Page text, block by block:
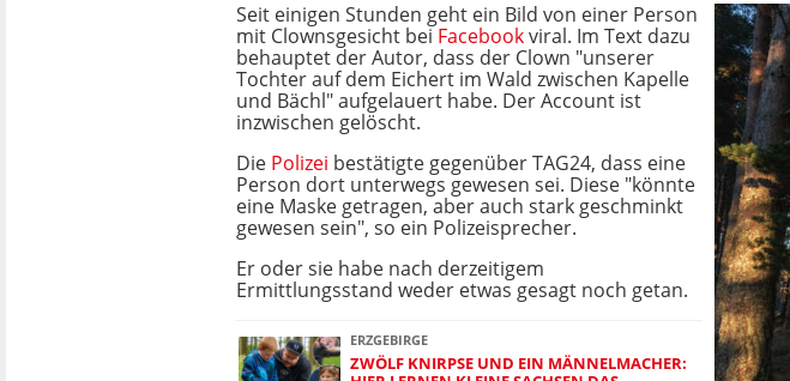
Seit einigen Stunden geht ein Bild von einer Person
mit Clownsgesicht bei Facebookviral. Im Text dazu
behauptet der Autor, dass der Clown "unserer
Tochter auf dem Eichert im Wald zwischen Kapelle
und Bächl" aufgelauert habe. Der Account ist
inzwischen gelöscht.
Die Polizei bestätigte gegenüber TAG24, dass eine
Person dort unterwegs gewesen sei. Diese "könnte
eine Maske getragen, aber auch stark geschminkt
gewesen sein", so ein Polizeisprecher.
Er oder sie habe nach derzeitigem
Ermittlungsstand weder etwas gesagt noch getan.
ERZGEBIRGE
ZWÖLF KNIRPSE UND EIN MÄNNELMACHER: